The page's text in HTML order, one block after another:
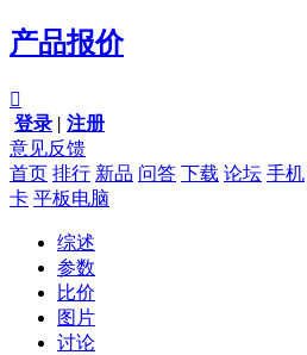
产品报价

登录 | 注册
意见反馈
首页 排行 新品 问答 下载 论坛 手机
卡 平板电脑
综述
参数
比价
图片
讨论